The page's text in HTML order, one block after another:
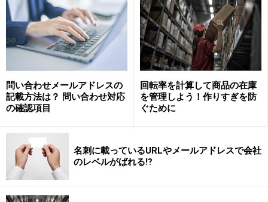
問い合わせメールアドレスの
記載方法は？ 問い合わせ対応
の確認項目
回転率を計算して商品の在庫
を管理しよう！作りすぎを防
ぐために
名刺に載っているURLやメールアドレスで会社
のレベルがばれる⁉